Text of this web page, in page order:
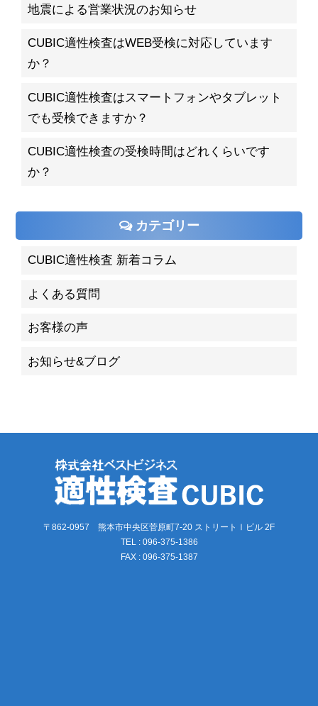
地震による営業状況のお知らせ
CUBIC適性検査はWEB受検に対応しています
か？
CUBIC適性検査はスマートフォンやタブレット
でも受検できますか？
CUBIC適性検査の受検時間はどれくらいです
か？
カテゴリー
CUBIC適性検査 新着コラム
よくある質問
お客様の声
お知らせ&ブログ
〒862-0957 熊本市中央区菅原町7-20 ストリートⅠビル 2F
TEL : 096-375-1386
FAX : 096-375-1387